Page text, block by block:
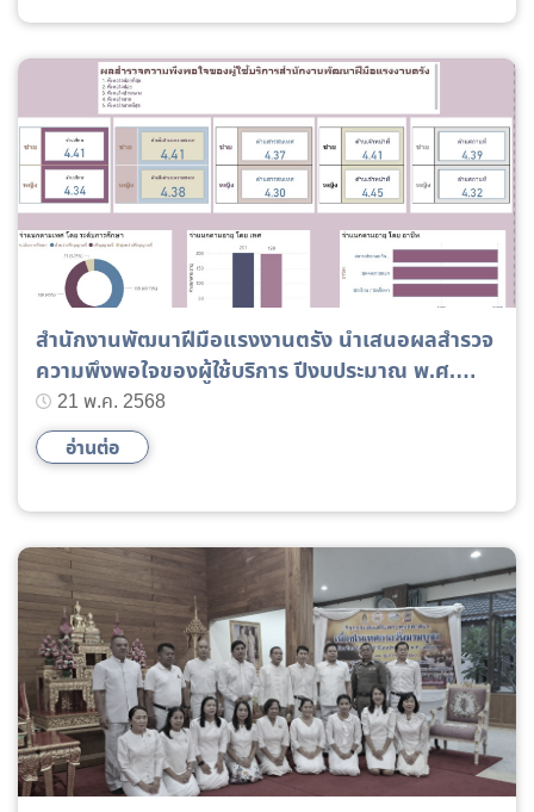
สำนักงานพัฒนาฝีมือแรงงานตรัง นำเสนอผลสำรวจ
ความพึงพอใจของผู้ใช้บริการ ปีงบประมาณ พ.ศ.
256821 พ.ค. 2568
อ่านต่อ